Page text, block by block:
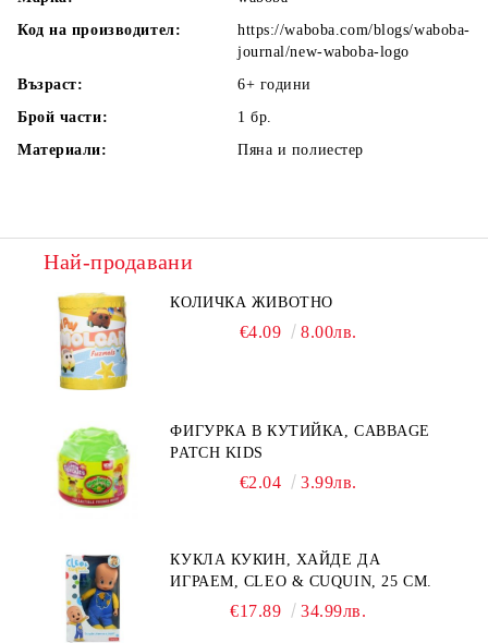
Код на производител:
https://waboba.com/blogs/waboba-
journal/new-waboba-logo
Възраст:
6+ години
Брой части:
1бр.
Материали:
Пяна и полиестер
Най-продавани
КОЛИЧКА ЖИВОТНО
€4.09 8.00лв.
ФИГУРКА В КУТИЙКА, CABBAGE
PATCH KIDS
€2.04 3.99лв.
КУКЛА КУКИН, ХАЙДЕ ДА
ИГРАЕМ, CLEO & CUQUIN, 25 СМ.
€17.89 34.99лв.